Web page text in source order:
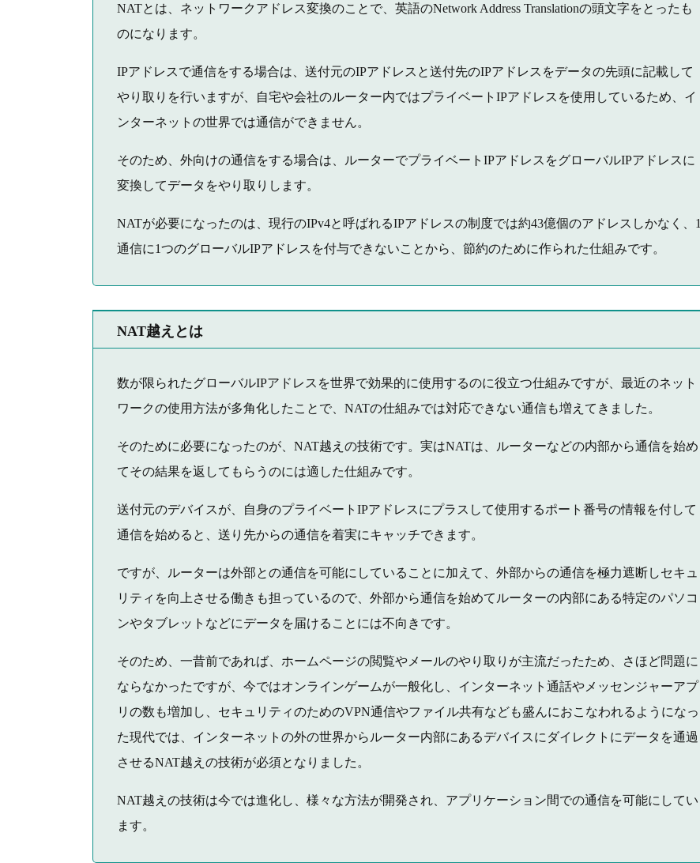
NATとは、ネットワークアドレス変換のことで、英語のNetwork Address Translationの頭文字をとったも
のになります。
IPアドレスで通信をする場合は、送付元のIPアドレスと送付先のIPアドレスをデータの先頭に記載して
やり取りを行いますが、自宅や会社のルーター内ではプライベートIPアドレスを使用しているため、イ
ンターネットの世界では通信ができません。
そのため、外向けの通信をする場合は、ルーターでプライベートIPアドレスをグローバルIPアドレスに
変換してデータをやり取りします。
NATが必要になったのは、現行のIPv4と呼ばれるIPアドレスの制度では約43億個のアドレスしかなく、1
通信に1つのグローバルIPアドレスを付与できないことから、節約のために作られた仕組みです。
NAT越えとは
数が限られたグローバルIPアドレスを世界で効果的に使用するのに役立つ仕組みですが、最近のネット
ワークの使用方法が多角化したことで、NATの仕組みでは対応できない通信も増えてきました。
そのために必要になったのが、NAT越えの技術です。実はNATは、ルーターなどの内部から通信を始め
てその結果を返してもらうのには適した仕組みです。
送付元のデバイスが、自身のプライベートIPアドレスにプラスして使用するポート番号の情報を付して
通信を始めると、送り先からの通信を着実にキャッチできます。
ですが、ルーターは外部との通信を可能にしていることに加えて、外部からの通信を極力遮断しセキュ
リティを向上させる働きも担っているので、外部から通信を始めてルーターの内部にある特定のパソコ
ンやタブレットなどにデータを届けることには不向きです。
そのため、一昔前であれば、ホームページの閲覧やメールのやり取りが主流だったため、さほど問題に
ならなかったですが、今ではオンラインゲームが一般化し、インターネット通話やメッセンジャーアプ
リの数も増加し、セキュリティのためのVPN通信やファイル共有なども盛んにおこなわれるようになっ
た現代では、インターネットの外の世界からルーター内部にあるデバイスにダイレクトにデータを通過
させるNAT越えの技術が必須となりました。
NAT越えの技術は今では進化し、様々な方法が開発され、アプリケーション間での通信を可能にしてい
ます。